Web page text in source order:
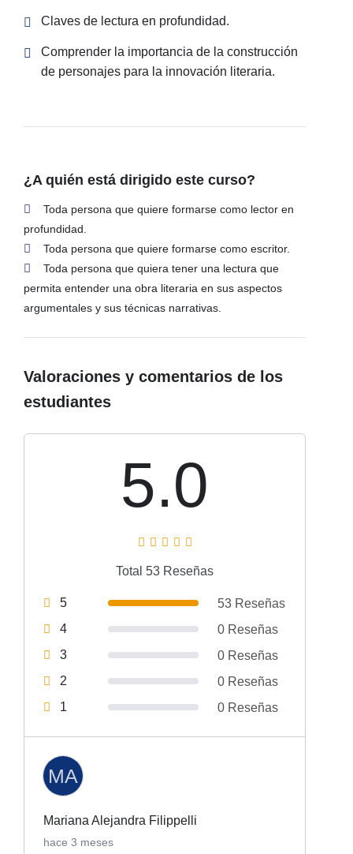
Claves de lectura en profundidad.
Comprender la importancia de la construcción
de personajes para la innovación literaria.
¿A quién está dirigido este curso?
Toda persona que quiere formarse como lector en
profundidad.
Toda persona que quiere formarse como escritor.
Toda persona que quiera tener una lectura que
permita entender una obra literaria en sus aspectos
argumentales y sus técnicas narrativas.
Valoraciones y comentarios de los
estudiantes
5.0
Total 53 Reseñas
5
53 Reseñas
4
0 Reseñas
3
0 Reseñas
2
0 Reseñas
1
0 Reseñas
MA
Mariana Alejandra Filippelli
hace 3 meses